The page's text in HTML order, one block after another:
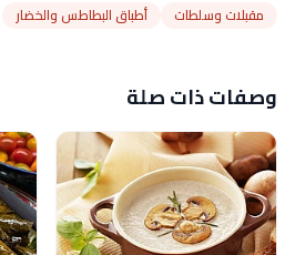
مقبلات وسلطات أطباق البطاطس والخضار
وصفات ذات صلة